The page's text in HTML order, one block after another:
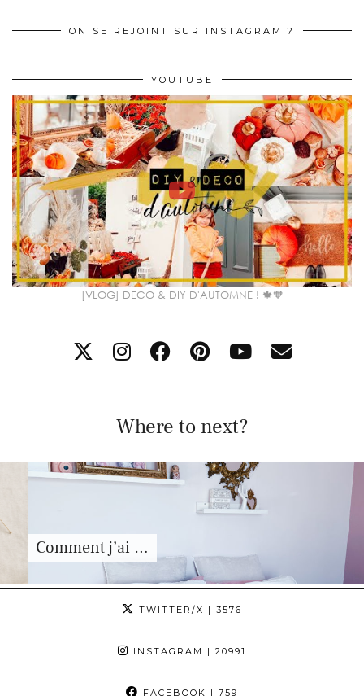
ON SE REJOINT SUR INSTAGRAM ?
YOUTUBE
[VLOG] DECO & DIY D'AUTOMNE ! 🍁🧡
Where to next?
Comment j’ai …
TWITTER/X | 3576
INSTAGRAM | 20991
FACEBOOK | 759